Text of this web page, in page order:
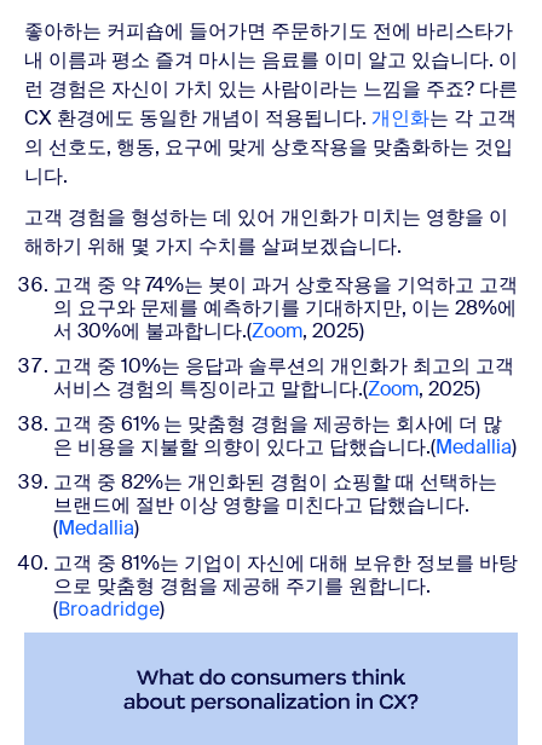
좋아하는 커피숍에 들어가면 주문하기도 전에 바리스타가
내 이름과 평소 즐겨 마시는 음료를 이미 알고 있습니다. 이
런 경험은 자신이 가치 있는 사람이라는 느낌을 주죠? 다른
CX 환경에도 동일한 개념이 적용됩니다. 개인화는 각 고객
의 선호도, 행동, 요구에 맞게 상호작용을 맞춤화하는 것입
니다.
고객 경험을 형성하는 데 있어 개인화가 미치는 영향을 이
해하기 위해 몇 가지 수치를 살펴보겠습니다.
고객 중 약 74%는 봇이 과거 상호작용을 기억하고 고객
의 요구와 문제를 예측하기를 기대하지만, 이는 28%에
서 30%에 불과합니다.(Zoom, 2025)
고객 중 10%는 응답과 솔루션의 개인화가 최고의 고객
서비스 경험의 특징이라고 말합니다.(Zoom, 2025)
고객 중 61%는 맞춤형 경험을 제공하는 회사에 더 많
은 비용을 지불할 의향이 있다고 답했습니다.(Medallia)
고객 중 82%는 개인화된 경험이 쇼핑할 때 선택하는
브랜드에 절반 이상 영향을 미친다고 답했습니다.
(Medallia)
고객 중 81%는 기업이 자신에 대해 보유한 정보를 바탕
으로 맞춤형 경험을 제공해 주기를 원합니다.
(Broadridge)